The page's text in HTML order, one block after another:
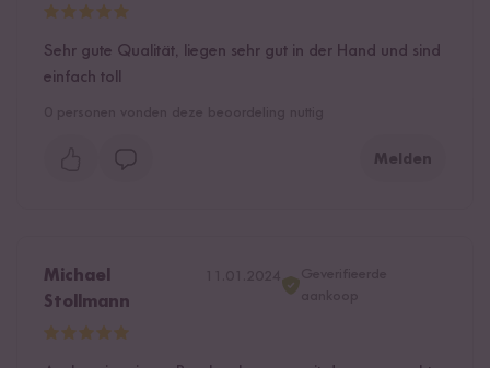
Sehr gute Qualität, liegen sehr gut in der Hand und sind
einfach toll
Melden
Michael
Stollmann